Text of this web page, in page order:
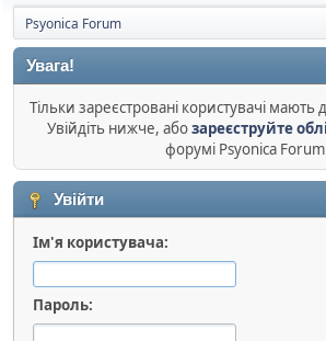
Psyonica Forum
Увага!
Тільки зареєстровані користувачі мають
Увійдіть нижче, абозареєструйте
форумі Psyonica Forum
Увійти
Ім'я користувача:
Пароль: